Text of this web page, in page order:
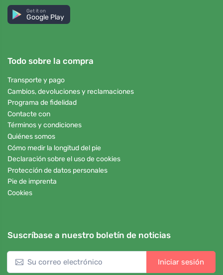
Get it on
Google Play
Todo sobre la compra
Transporte y pago
Cambios, devoluciones y reclamaciones
Programa de fidelidad
Contacte con
Términos y condiciones
Quiénes somos
Cómo medir la longitud del pie
Declaración sobre el uso de cookies
Protección de datos personales
Pie de imprenta
Cookies
Suscríbase a nuestro boletín de noticias
Iniciar sesión